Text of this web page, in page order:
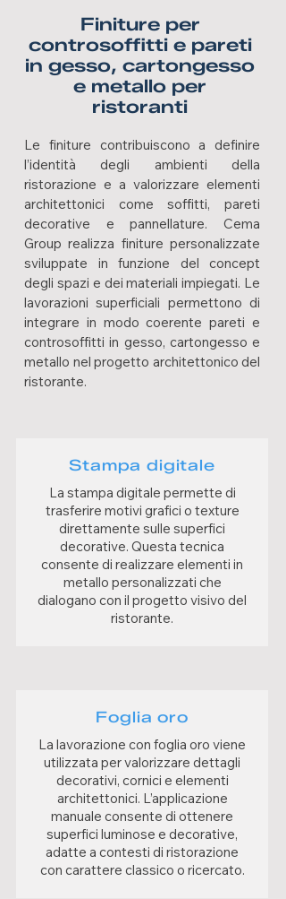
Finiture per
controsoffitti e pareti
in gesso, cartongesso
e metallo per
ristoranti
Le finiture contribuiscono a definire
l’identità degli ambienti della
ristorazione e a valorizzare elementi
architettonici come soffitti, pareti
decorative e pannellature. Cema
Group realizza finiture personalizzate
sviluppate in funzione del concept
degli spazi e dei materiali impiegati. Le
lavorazioni superficiali permettono di
integrare in modo coerente pareti e
controsoffitti in gesso, cartongesso e
metallo nel progetto architettonico del
ristorante.
Stampa digitale
La stampa digitale permette di
trasferire motivi grafici o texture
direttamente sulle superfici
decorative. Questa tecnica
consente di realizzare elementi in
metallo personalizzati che
dialogano con il progetto visivo del
ristorante.
Foglia oro
La lavorazione con foglia oro viene
utilizzata per valorizzare dettagli
decorativi, cornici e elementi
architettonici. L’applicazione
manuale consente di ottenere
superfici luminose e decorative,
adatte a contesti di ristorazione
con carattere classico o ricercato.